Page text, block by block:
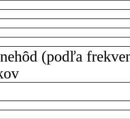
(podľa